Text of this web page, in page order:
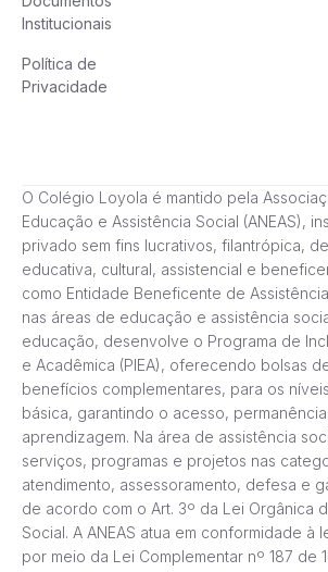
Institucionais
Política de
Privacidade
O Colégio Loyola é mantido pela
Educação e Assistência Social (ANEAS),
privado sem fins lucrativos, filantrópica,
educativa, cultural, assistencial e
como Entidade Beneficente de
nas áreas de educação e assistência
educação, desenvolve o Programa de
e Acadêmica (PIEA), oferecendo bolsas
benefícios complementares, para os
básica, garantindo o acesso,
aprendizagem. Na área de assistência
serviços, programas e projetos nas
atendimento, assessoramento, defesa e
de acordo com o Art. 3º da Lei Orgânica
Social. A ANEAS atua em conformidade à
por meio da Lei Complementar nº 187 de